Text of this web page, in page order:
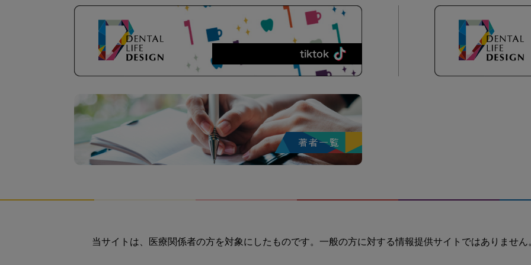
当サイトは、医療関係者の方を対象にしたものです。一般の方に対する情報提供サイトではありません